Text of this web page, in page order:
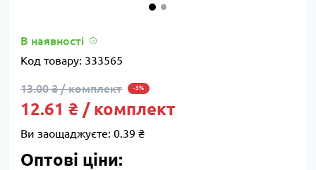
В наявності
Код товару: 333565
13.00 ₴ / комплект -3%
12.61 ₴ / комплект
Ви заощаджуєте: 0.39 ₴
Оптові ціни: